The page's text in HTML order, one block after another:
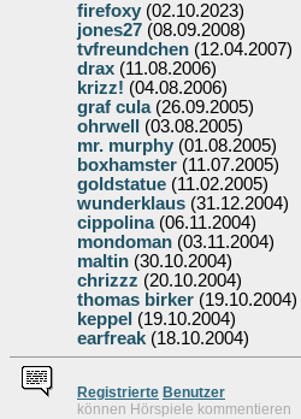
firefoxy (02.10.2023)
jones27 (08.09.2008)
tvfreundchen (12.04.2007)
drax (11.08.2006)
krizz! (04.08.2006)
graf cula(26.09.2005)
ohrwell
(03.08.2005)
mr. murphy (01.08.2005)
boxhamster (11.07.2005)
goldstatue (11.02.2005)
wunderklaus (31.12.2004)
cippolina(06.11.2004)
mondoman (03.11.2004)
maltin (30.10.2004)
chrizzz (20.10.2004)
thomas birker (19.10.2004)
keppel (19.10.2004)
earfreak (18.10.2004)
Registrierte Benutzer
können Hörspiele kommentieren